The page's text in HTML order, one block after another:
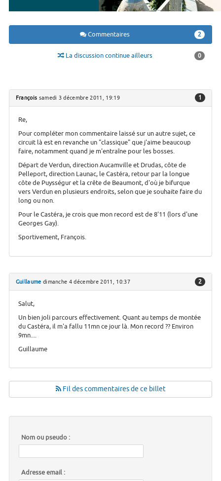
Commentaires 2
La discussion continue ailleurs 0
François samedi 3 décembre 2011, 19:19 1
Re,
Pour compléter mon commentaire laissé sur un autre sujet, ce
circuit là est en revanche un "classique" que j'aime beaucoup
faire, notamment quand je m'entraîne pour les bosses.
Départ de Verdun, direction Aucamville et Drudas, côte de
Pelleport, direction Launac, le Castéra, retour par la longue
côte de Puysségur et la crête de Beaumont, d'où je bifurque
vers Verdun en plusieurs endroits, selon que je souhaite faire du
long ou non.
Pour le Castéra, je crois que mon record est de 8'11 (lors d'une
Georges Gay).
Sportivement, François.
Guillaume dimanche 4 décembre 2011, 10:37 2
Salut,
Un bien joli parcours effectivement. Quant au temps de montée
du Castéra, il m'a fallu 11mn ce jour là. Mon record ?? Environ
9mn....
Guillaume
Fil des commentaires de ce billet
Nom ou pseudo :
Adresse email :